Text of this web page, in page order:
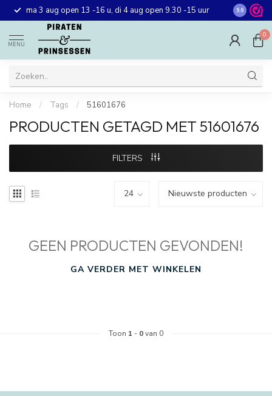
ma 3 aug open 13 -16 u, di 4 aug open 9.30 -15 uur Gratis
winkel in
9.6
MENU
0
Home / Tags / 51601676
PRODUCTEN GETAGD MET 51601676
FILTERS
GEEN PRODUCTEN GEVONDEN!
GA VERDER MET WINKELEN
Toon 1 - 0van 0